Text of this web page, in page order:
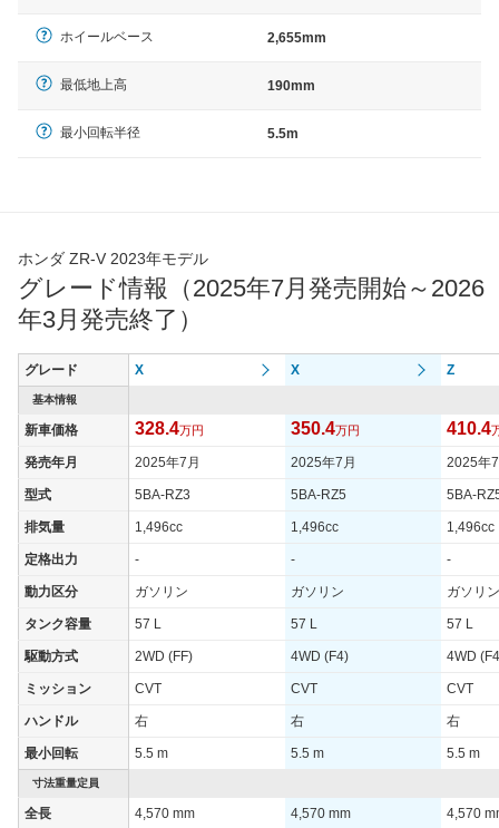
ホイールベース 2,655mm
最低地上高 190mm
最小回転半径 5.5m
ホンダ ZR-V 2023年モデル
グレード情報（2025年7月発売開始～2026
年3月発売終了）
グレード X X Z
基本情報
新車価格 328.4万円 350.4万円 410.4
発売年月 2025年7月 2025年7月 2025年
型式 5BA-RZ3 5BA-RZ5 5BA-
排気量 1,496cc 1,496cc 1,496cc
定格出力 - - -
動力区分 ガソリン ガソリン ガソリン
タンク容量 57 L 57 L 57 L
駆動方式 2WD (FF) 4WD (F4) 4WD
ミッション CVT CVT CVT
ハンドル 右 右 右
最小回転 5.5 m 5.5 m 5.5 m
寸法重量定員
全長 4,570 mm 4,570 mm 4,570